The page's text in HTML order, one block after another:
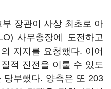
장관이 사상 최초로 아
사무총장에 도전하고
지지를 요청했다. 이어
적 진전을 이룰 수 있도
당부했다. 양측은 또 203